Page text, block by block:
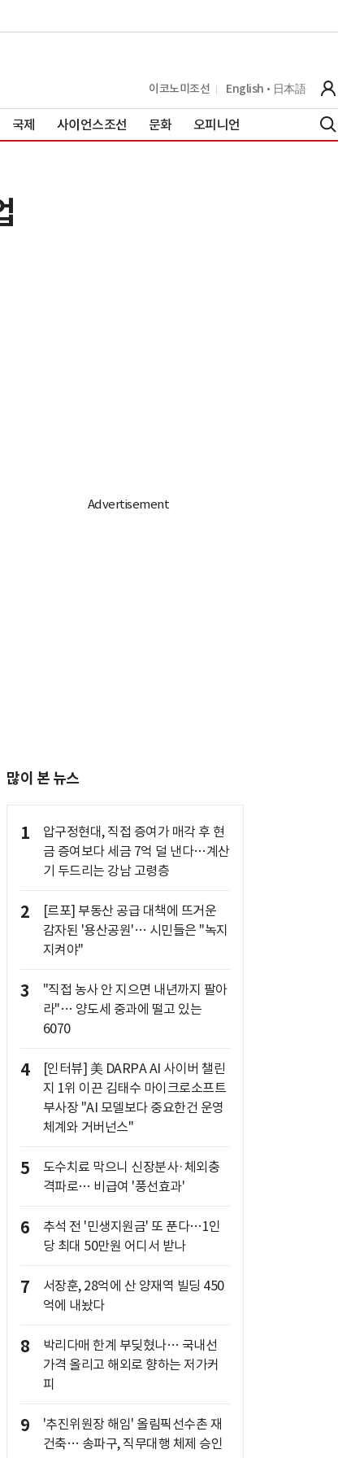
이코노미조선 English 日本語
국제 사이언스조선 문화 오피니언
많이 본 뉴스
1
압구정현대, 직접 증여가 매각 후 현
금 증여보다 세금 7억 덜 낸다…계산
기 두드리는 강남 고령층
2
[르포] 부동산 공급 대책에 뜨거운
감자된 '용산공원'… 시민들은 "녹지
지켜야"
3
"직접 농사 안 지으면 내년까지 팔아
라"… 양도세 중과에 떨고 있는
6070
4
[인터뷰] 美 DARPA AI 사이버 챌린
지 1위 이끈 김태수 마이크로소프트
부사장 "AI 모델보다 중요한건 운영
체계와 거버넌스"
5
도수치료 막으니 신장분사·체외충
격파로… 비급여 '풍선효과'
6
추석 전 '민생지원금' 또 푼다…1인
당 최대 50만원 어디서 받나
7
서장훈, 28억에 산 양재역 빌딩 450
억에 내놨다
8
박리다매 한계 부딪혔나… 국내선
가격 올리고 해외로 향하는 저가커
피
9
'추진위원장 해임' 올림픽선수촌 재
건축… 송파구, 직무대행 체제 승인